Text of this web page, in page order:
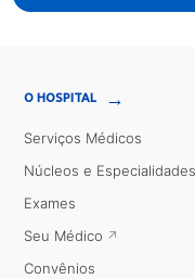
O HOSPITAL →
Serviços Médicos
Núcleos e Especialidades
Exames
Seu Médico
Convênios